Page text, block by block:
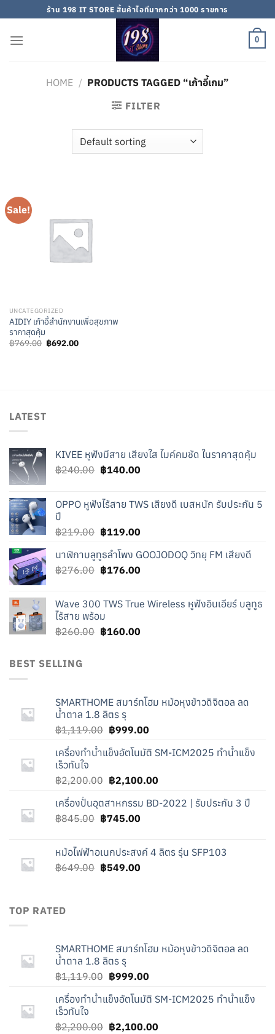
to
content
ร้าน 198 IT STORE สิ้นค้าไอทีมากกว่า 1000 รายการ
0
HOME / PRODUCTS TAGGED “เก้าอี้เกม”
FILTER
Sale!
UNCATEGORIZED
AIDIY เก้าอี้สำนักงานเพื่อสุขภาพ
ราคาสุดคุ้ม
฿769.00 Original
price
฿692.00Current
LATEST
KIVEE หูฟังมีสาย เสียงใส ไมค์คมชัด ในราคาสุดคุ้ม
฿240.00 Original
฿240.00.
฿140.00Current
฿140.00.
OPPO หูฟังไร้สาย TWS เสียงดี เบสหนัก รับประกัน 5
ปี
฿219.00 Original
was:
฿219.00.
฿119.00Current
is:
฿119.00.
นาฬิกาบลูทูธลำโพง GOOJODOQ วิทยุ FM เสียงดี
฿276.00 Original
฿276.00.
฿176.00Current
฿176.00.
Wave 300 TWS True Wireless หูฟังอินเอียร์ บลูทูธ
ไร้สาย พร้อม
฿260.00 Original
฿160.00Current
BEST SELLING
SMARTHOME สมาร์ทโฮม หม้อหุงข้าวดิจิตอล ลด
น้ำตาล 1.8 ลิตร รุ
฿1,119.00 Original
was:
฿999.00Current
is:
เครื่องทำน้ำแข็งอัตโนมัติ SM-ICM2025 ทำน้ำแข็ง
เร็วทันใจ
฿2,200.00 Original
was:
฿2,200.00.
฿2,100.00Current
is:
เครื่องปั่นอุตสาหกรรม BD-2022 | รับประกัน 3 ปี
฿845.00 Original
฿845.00.
฿745.00Current
฿745.00.
หม้อไฟฟ้าอเนกประสงค์ 4 ลิตร รุ่น SFP103
฿649.00 Original
฿549.00Current
TOP RATED
SMARTHOME สมาร์ทโฮม หม้อหุงข้าวดิจิตอล ลด
น้ำตาล 1.8 ลิตร รุ
฿1,119.00 Original
was:
฿999.00Current
is:
เครื่องทำน้ำแข็งอัตโนมัติ SM-ICM2025 ทำน้ำแข็ง
เร็วทันใจ
฿2,200.00 Original
฿2,100.00Current